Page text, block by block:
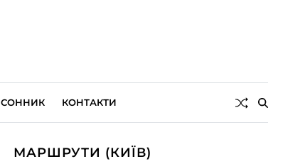
СОННИК КОНТАКТИ
МАРШРУТИ (КИЇВ)